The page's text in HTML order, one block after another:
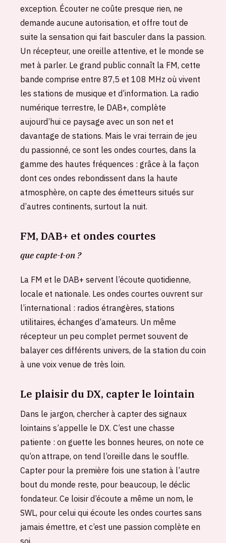
exception. Écouter ne coûte presque rien, ne
demande aucune autorisation, et offre tout de
suite la sensation qui fait basculer dans la passion.
Un récepteur, une oreille attentive, et le monde se
met à parler. Le grand public connaît la FM, cette
bande comprise entre 87,5 et 108 MHz où vivent
les stations de musique et d’information. La radio
numérique terrestre, le DAB+, complète
aujourd’hui ce paysage avec un son net et
davantage de stations. Mais le vrai terrain de jeu
du passionné, ce sont les ondes courtes, dans la
gamme des hautes fréquences : grâce à la façon
dont ces ondes rebondissent dans la haute
atmosphère, on capte des émetteurs situés sur
d’autres continents, surtout la nuit.
FM, DAB+ et ondes courtes
que capte-t-on ?
La FM et le DAB+ servent l’écoute quotidienne,
locale et nationale. Les ondes courtes ouvrent sur
l’international : radios étrangères, stations
utilitaires, échanges d’amateurs. Un même
récepteur un peu complet permet souvent de
balayer ces différents univers, de la station du coin
à une voix venue de très loin.
Le plaisir du DX, capter le lointain
Dans le jargon, chercher à capter des signaux
lointains s’appelle le DX. C’est une chasse
patiente : on guette les bonnes heures, on note ce
qu’on attrape, on tend l’oreille dans le souffle.
Capter pour la première fois une station à l’autre
bout du monde reste, pour beaucoup, le déclic
fondateur. Ce loisir d’écoute a même un nom, le
SWL, pour celui qui écoute les ondes courtes sans
jamais émettre, et c’est une passion complète en